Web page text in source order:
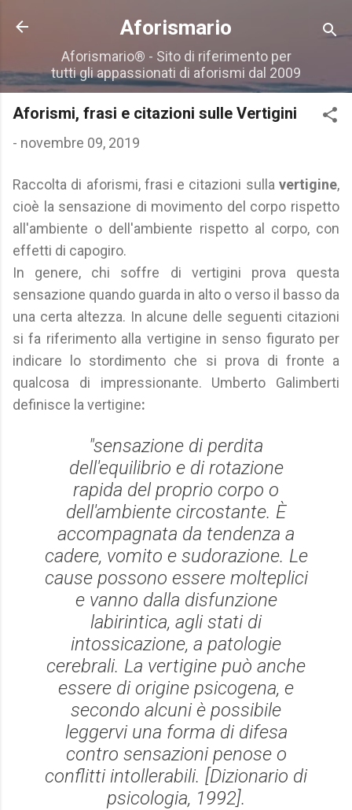
Passa ai contenuti principali
Aforismario
Aforismario® - Sito di riferimento per
tutti gli appassionati di aforismi dal 2009
Aforismi, frasi e citazioni sulle Vertigini
- novembre 09, 2019
Raccolta di aforismi, frasi e citazioni sulla vertigine,
cioè la sensazione di movimento del corpo rispetto
all'ambiente o dell'ambiente rispetto al corpo, con
effetti di capogiro.
In genere, chi soffre di vertigini prova questa
sensazione quando guarda in alto o verso il basso da
una certa altezza. In alcune delle seguenti citazioni
si fa riferimento alla vertigine in senso figurato per
indicare lo stordimento che si prova di fronte a
qualcosa di impressionante. Umberto Galimberti
definisce la vertigine:
"sensazione di perdita
dell'equilibrio e di rotazione
rapida del proprio corpo ο
dell'ambiente circostante. È
accompagnata da tendenza a
cadere, vomito e sudorazione. Le
cause possono essere molteplici
e vanno dalla disfunzione
labirintica, agli stati di
intossicazione, a patologie
cerebrali. La vertigine può anche
essere di origine psicogena, e
secondo alcuni è possibile
leggervi una forma di difesa
contro sensazioni penose ο
conflitti intollerabili. [Dizionario di
psicologia, 1992].